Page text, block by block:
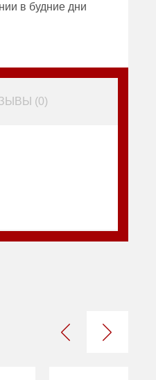
в будние дни
(0)